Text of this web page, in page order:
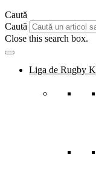
Caută
Caută
Close this search box.
Liga de Rugby